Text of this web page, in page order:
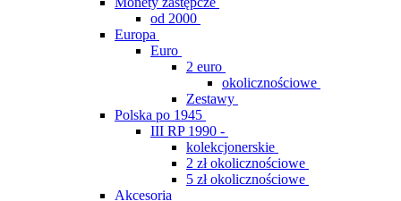
od 2000
Europa
Euro
2 euro
okolicznościowe
Zestawy
Polska po 1945
III RP 1990 -
kolekcjonerskie
2 zł okolicznościowe
5 zł okolicznościowe
Akcesoria